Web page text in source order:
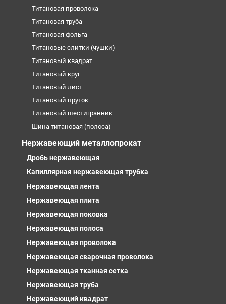
Титановая проволока
Титановая труба
Титановая фольга
Титановые слитки (чушки)
Титановый квадрат
Титановый круг
Титановый лист
Титановый пруток
Титановый шестигранник
Шина титановая (полоса)
Нержавеющий металлопрокат
Дробь нержавеющая
Капиллярная нержавеющая трубка
Нержавеющая лента
Нержавеющая плита
Нержавеющая поковка
Нержавеющая полоса
Нержавеющая проволока
Нержавеющая сварочная проволока
Нержавеющая тканная сетка
Нержавеющая труба
Нержавеющий квадрат